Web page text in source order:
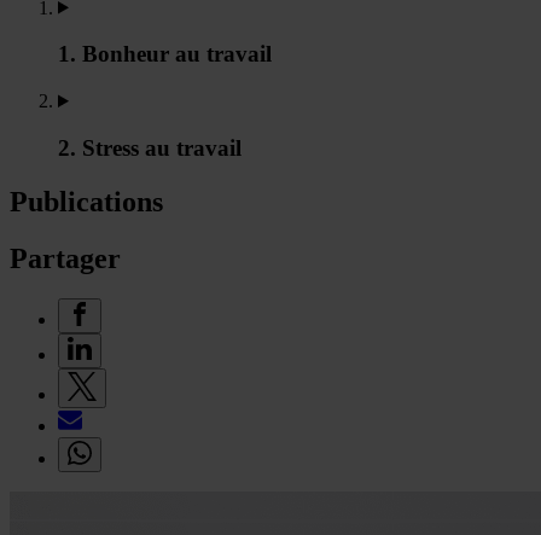
1. Bonheur au travail
2. Stress au travail
Publications
Partager